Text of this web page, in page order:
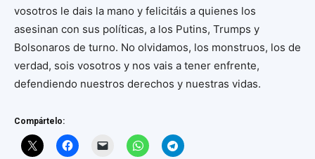
vosotros le dais la mano y felicitáis a quienes los
asesinan con sus políticas, a los Putins, Trumps y
Bolsonaros de turno. No olvidamos, los monstruos, los de
verdad, sois vosotros y nos vais a tener enfrente,
defendiendo nuestros derechos y nuestras vidas.
Compártelo: